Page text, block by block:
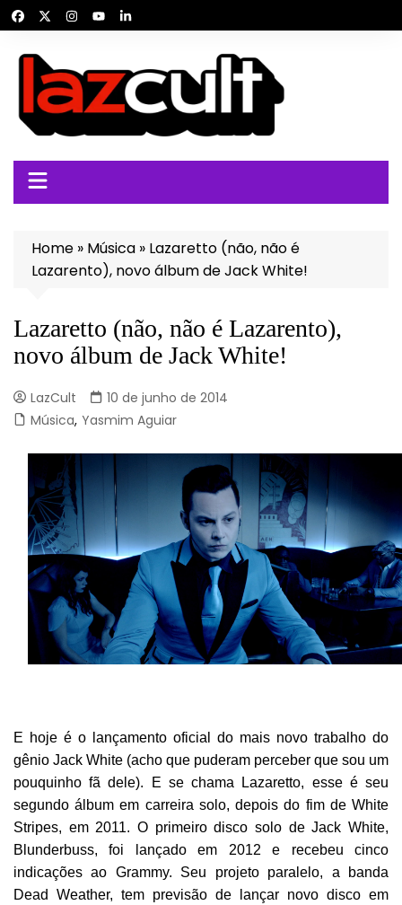
para
conteúdo
Home » Música » Lazaretto (não, não é
Lazarento), novo álbum de Jack White!
Lazaretto (não, não é Lazarento),
novo álbum de Jack White!
LazCult
10 de junho de 2014
Música, Yasmim Aguiar
E hoje é o lançamento oficial do mais novo trabalho do
gênio Jack White (acho que puderam perceber que sou um
pouquinho fã dele). E se chama Lazaretto, esse é seu
segundo álbum em carreira solo, depois do fim de White
Stripes, em 2011. O primeiro disco solo de Jack White,
Blunderbuss, foi lançado em 2012 e recebeu cinco
indicações ao Grammy. Seu projeto paralelo, a banda
Dead Weather, tem previsão de lançar novo disco em